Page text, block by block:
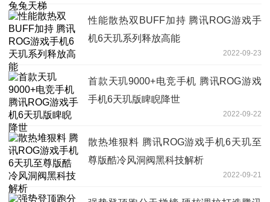
性能散热双BUFF加持 腾讯ROG游戏手
机6天玑系列释放高能
2022-09-23
首款天玑9000+电竞手机 腾讯ROG游戏
手机6天玑版睥睨降世
2022-09-22
散热堆狠料 腾讯ROG游戏手机6天玑至
尊版酷冷风洞阀黑科技解析
2022-09-21